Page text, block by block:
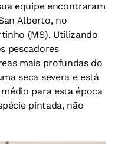
equipe encontraram
Alberto, no
(MS). Utilizando
pescadores
mais profundas do
seca severa e está
para esta época
pintada, não